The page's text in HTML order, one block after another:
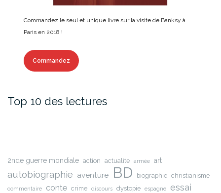
Commandez le seul et unique livre sur la visite de Banksy à
Paris en 2018 !
Commandez
Top 10 des lectures
2nde guerre mondiale action actualite armée art
autobiographie aventure BD biographie christianisme
commentaire conte crime discours dystopie espagne essai